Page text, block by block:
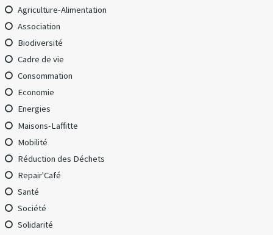
Agriculture-Alimentation
Association
Biodiversité
Cadre de vie
Consommation
Economie
Energies
Maisons-Laffitte
Mobilité
Réduction des Déchets
Repair'Café
Santé
Société
Solidarité